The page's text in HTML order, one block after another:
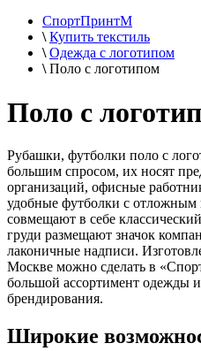
СпортПринтМ
\Купить текстиль
\Одежда с логотипом
\Поло с логотипом
Поло с
Рубашки, футболки поло с
большим спросом, их носят
организаций, офисные
удобные футболки с отложным
совмещают в себе
груди размещают значок
лаконичные надписи.
Москве можно сделать в
большой ассортимент одежды
брендирования.
Широкие